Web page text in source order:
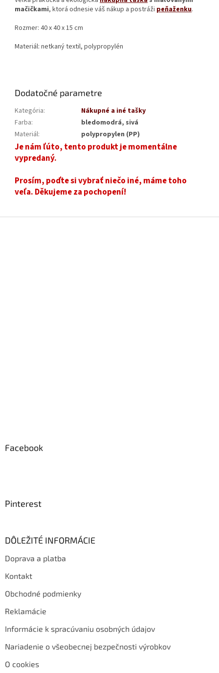
mačičkami, ktorá odnesie váš nákup a postráži peňaženku.
Rozmer: 40 x 40 x 15 cm
Materiál: netkaný textil, polypropylén
Dodatočné parametre
Kategória:
Nákupné a iné tašky
Farba:
bledomodrá, sivá
Materiál: polypropylen (PP)
Je nám ľúto, tento produkt je momentálne
vypredaný.
Prosím, poďte si vybrať niečo iné, máme toho
veľa. Děkujeme za pochopení!
Facebook
Pinterest
DÔLEŽITÉ INFORMÁCIE
Doprava a platba
Kontakt
Obchodné podmienky
Reklamácie
Informácie k spracúvaniu osobných údajov
Nariadenie o všeobecnej bezpečnosti výrobkov
O cookies